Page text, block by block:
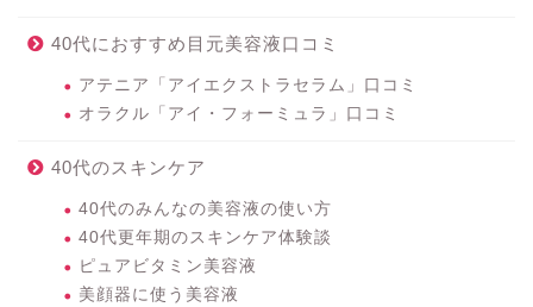
40代におすすめ目元美容液口コミ
アテニア「アイエクストラセラム」口コミ
オラクル「アイ・フォーミュラ」口コミ
40代のスキンケア
40代のみんなの美容液の使い方
40代更年期のスキンケア体験談
ピュアビタミン美容液
美顔器に使う美容液